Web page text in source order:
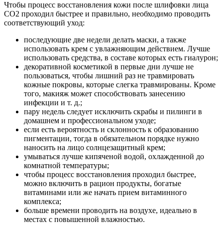
Чтобы процесс восстановления кожи после шлифовки лица
СО2 проходил быстрее и правильно, необходимо проводить
соответствующий уход:
последующие две недели делать маски, а также
использовать крем с увлажняющим действием. Лучше
использовать средства, в составе которых есть гиалурон;
декоративной косметикой в первые дни лучше не
пользоваться, чтобы лишний раз не травмировать
кожные покровы, которые слегка травмированы. Кроме
того, макияж может способствовать занесению
инфекции и т. д.;
пару недель следует исключить скрабы и пилинги в
домашнем и профессиональном уходе;
если есть вероятность и склонность к образованию
пигментации, тогда в обязательном порядке нужно
наносить на лицо солнцезащитный крем;
умываться лучше кипяченой водой, охлажденной до
комнатной температуры;
чтобы процесс восстановления проходил быстрее,
можно включить в рацион продукты, богатые
витаминами или же начать прием витаминного
комплекса;
больше времени проводить на воздухе, идеально в
местах с повышенной влажностью.